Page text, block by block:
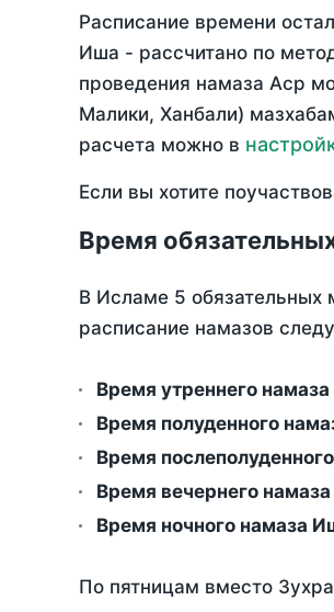
Расписание времени
Иша - рассчитано по
проведения намаза Аср
Малики, Ханбали)
расчета можно в
Если вы хотите
Время
В Исламе 5 обязательных
расписание намазов
Время утреннего
Время полуденного
Время
Время вечернего
Время ночного намаза
По пятницам вместо